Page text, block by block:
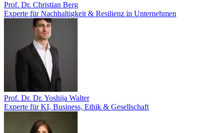
Prof. Dr. Christian Berg
Experte für Nachhaltigkeit & Resilienz in Unternehmen
Prof. Dr. Dr. Yoshija Walter
Experte für KI, Business, Ethik & Gesellschaft